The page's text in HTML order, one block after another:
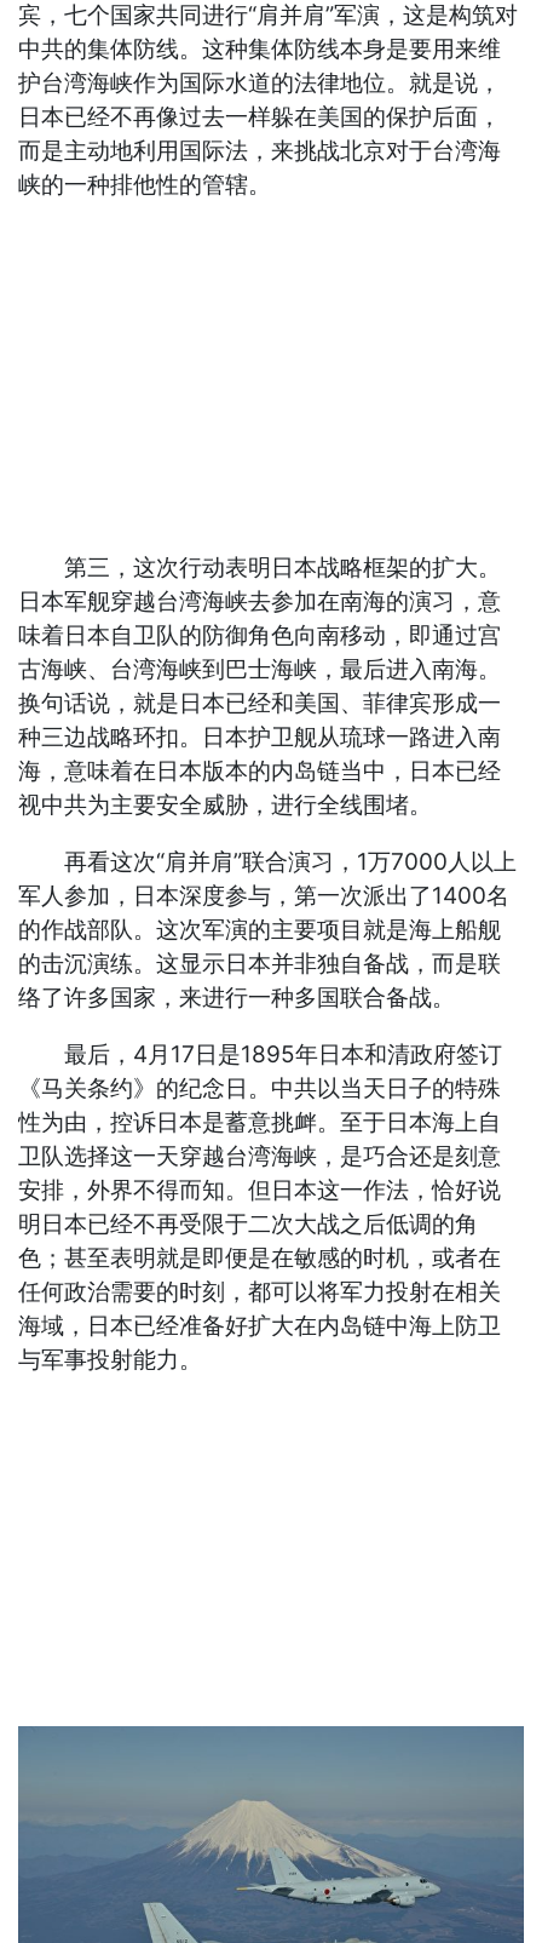
宾，七个国家共同进行“肩并肩”军演，这是构筑对
中共的集体防线。这种集体防线本身是要用来维
护台湾海峡作为国际水道的法律地位。就是说，
日本已经不再像过去一样躲在美国的保护后面，
而是主动地利用国际法，来挑战北京对于台湾海
峡的一种排他性的管辖。
第三，这次行动表明日本战略框架的扩大。
日本军舰穿越台湾海峡去参加在南海的演习，意
味着日本自卫队的防御角色向南移动，即通过宫
古海峡、台湾海峡到巴士海峡，最后进入南海。
换句话说，就是日本已经和美国、菲律宾形成一
种三边战略环扣。日本护卫舰从琉球一路进入南
海，意味着在日本版本的内岛链当中，日本已经
视中共为主要安全威胁，进行全线围堵。
再看这次“肩并肩”联合演习，1万7000人以上
军人参加，日本深度参与，第一次派出了1400名
的作战部队。这次军演的主要项目就是海上船舰
的击沉演练。这显示日本并非独自备战，而是联
络了许多国家，来进行一种多国联合备战。
最后，4月17日是1895年日本和清政府签订
《马关条约》的纪念日。中共以当天日子的特殊
性为由，控诉日本是蓄意挑衅。至于日本海上自
卫队选择这一天穿越台湾海峡，是巧合还是刻意
安排，外界不得而知。但日本这一作法，恰好说
明日本已经不再受限于二次大战之后低调的角
色；甚至表明就是即便是在敏感的时机，或者在
任何政治需要的时刻，都可以将军力投射在相关
海域，日本已经准备好扩大在内岛链中海上防卫
与军事投射能力。